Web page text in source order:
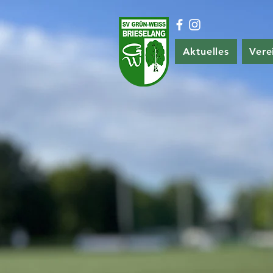
Aktuelles